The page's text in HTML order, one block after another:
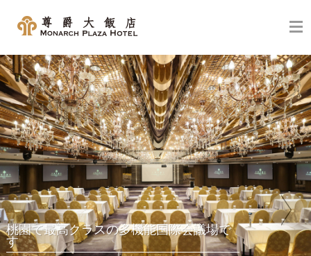
桃園で最高クラスの多機能国際会議場で
す